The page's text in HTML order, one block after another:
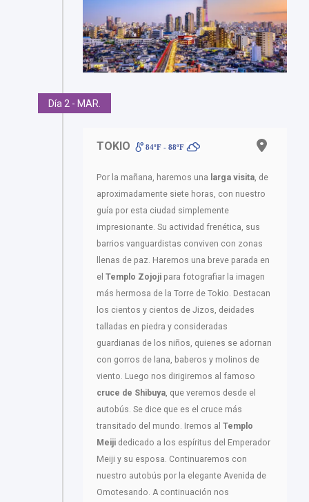
Día 2 - MAR.
TOKIO 84ºF - 88ºF
Por la mañana, haremos una larga visita, de
aproximadamente siete horas, con nuestro
guía por esta ciudad simplemente
impresionante. Su actividad frenética, sus
barrios vanguardistas conviven con zonas
llenas de paz. Haremos una breve parada en
el Templo Zojoji para fotografiar la imagen
más hermosa de la Torre de Tokio. Destacan
los cientos y cientos de Jizos, deidades
talladas en piedra y consideradas
guardianas de los niños, quienes se adornan
con gorros de lana, baberos y molinos de
viento. Luego nos dirigiremos al famoso
cruce de Shibuya, que veremos desde el
autobús. Se dice que es el cruce más
transitado del mundo. Iremos al Templo
Meiji dedicado a los espíritus del Emperador
Meiji y su esposa. Continuaremos con
nuestro autobús por la elegante Avenida de
Omotesando. A continuación nos